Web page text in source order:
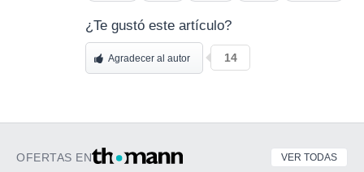
¿Te gustó este artículo?
Agradecer al autor 14
OFERTAS EN VER TODAS